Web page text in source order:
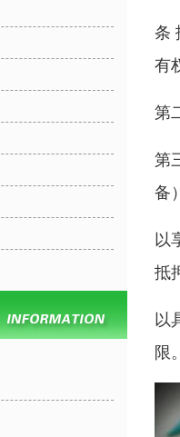
条
有
第
第
备
以
抵
以
限